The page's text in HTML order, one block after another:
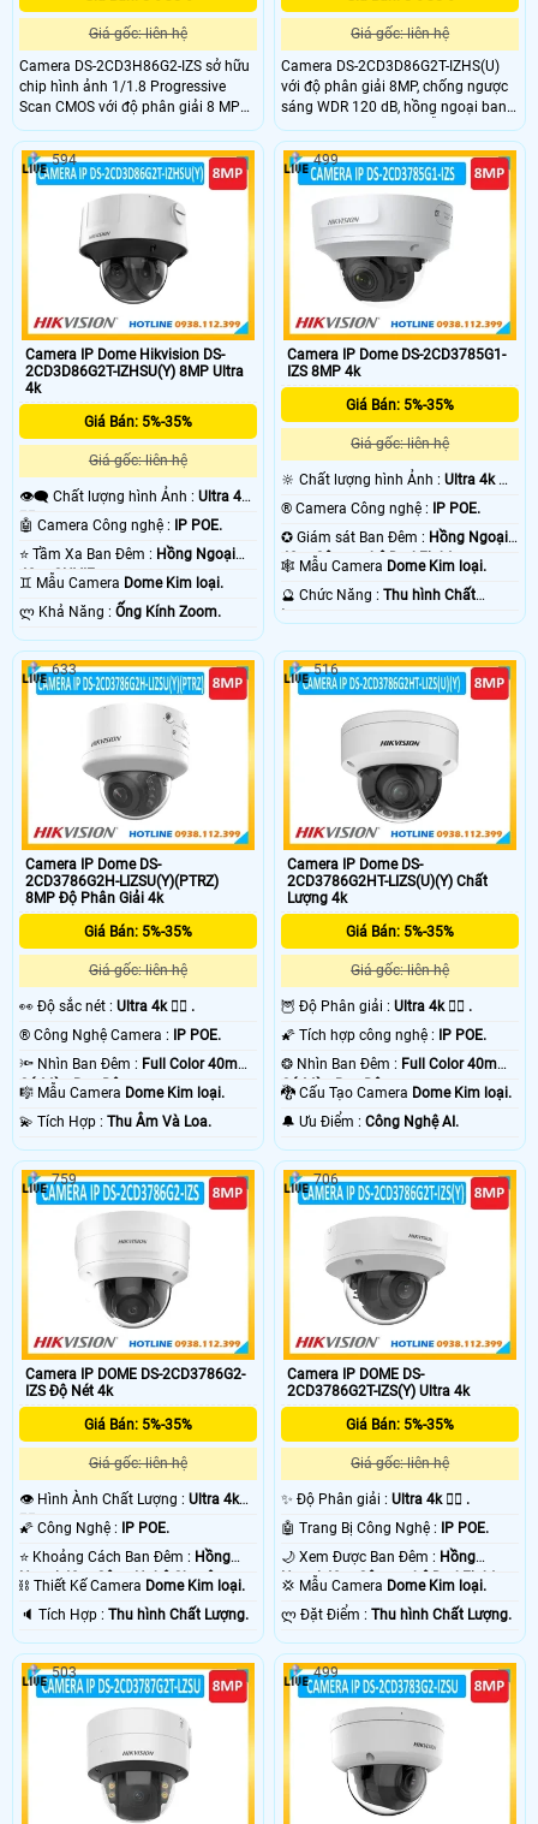
Giá gốc: liên hệ
Camera DS-2CD3H86G2-IZS sở hữu
chip hình ảnh 1/1.8 Progressive
Scan CMOS với độ phân giải 8 MP
cùng công nghệ DarkFighter tiên
tiến giúp camera ghi được hình ảnh
sắc nét trong nhiều điều kiện ánh
sáng khác nhau. Thuật toán AI tích
hợp cũng cho phép phân biệt chính
xác người và phương tiện, lọc báo
động giả.
Giá gốc: liên hệ
Camera DS-2CD3D86G2T-IZHS(U)
với độ phân giải 8MP, chống ngược
sáng WDR 120 dB, hồng ngoại ban
đêm với tầm xa 40m, hỗ trợ lưu trữ
trên thẻ nhớ với dung lượng tối đa
256GB. Ngoài ra chuẩn chống nước
IP67 và chống va đạp IK10 giúp
camera hoạt động ổn định trong
nhiều điều kiện và vị trí lắp đặt khác
nhau.
Camera IP Dome Hikvision DS-
2CD3D86G2T-IZHSU(Y) 8MP Ultra
4k
Giá Bán: 5%-35%
Giá gốc: liên hệ
👁️‍🗨 Chất lượng hình Ảnh : Ultra 4k
👍🏾 .
🤖️ Camera Công nghệ : IP POE.
⭐ Tầm Xa Ban Đêm : Hồng Ngoại
40m ONVIF.
♊ Mẫu Camera Dome Kim loại.
️ლ Khả Năng : Ống Kính Zoom.
594
Camera IP Dome DS-2CD3785G1-
IZS 8MP 4k
Giá Bán: 5%-35%
Giá gốc: liên hệ
🔆 Chất lượng hình Ảnh :Ultra 4k 👍🏾
.
®️ Camera Công nghệ : IP POE.
✪ Giám sát Ban Đêm : Hồng Ngoại
40m Công nghệ DarkFighter.
🕸️ Mẫu Camera Dome Kim loại.
️🔮 Chức Năng :Thu hình Chất
Lượng.
499
Camera IP Dome DS-
2CD3786G2H-LIZSU(Y)(PTRZ)
8MP Độ Phân Giải 4k
Giá Bán: 5%-35%
Giá gốc: liên hệ
️👀 Độ sắc nét : Ultra 4k 👍🏾 .
®️ Công Nghệ Camera :
IP POE.
🔦 Nhìn Ban Đêm : Full Color 40m
Có Màu Ban Ðêm.
🎼️ Mẫu Camera Dome Kim loại.
️💫 Tích Hợp : Thu Âm Và Loa.
633
Camera IP Dome DS-
2CD3786G2HT-LIZS(U)(Y) Chất
Lượng 4k
Giá Bán: 5%-35%
Giá gốc: liên hệ
🦉 Độ Phân giải :Ultra 4k 👍🏾 .
🌠 Tích hợp công nghệ :
IP POE.
❂ Nhìn Ban Đêm : Full Color 40m
Có Màu Ban Ðêm.
🐉️ Cấu Tạo Camera Dome Kim loại.
️🔔 Ưu Điểm :Công Nghệ AI.
516
Camera IP DOME DS-2CD3786G2-
IZS Độ Nét 4k
Giá Bán: 5%-35%
Giá gốc: liên hệ
👁 Hình Ành Chất Lượng : Ultra 4k
👍🏾 .
🌠 Công Nghệ :
IP POE.
⭐ Khoảng Cách Ban Đêm : Hồng
Ngoại 40m Công Nghệ Chuyên
⛓ Thiết Kế Camera Dome Kim loại.
️🔈 Tích Hợp : Thu hình Chất Lượng.
759
Camera IP DOME DS-
2CD3786G2T-IZS(Y) Ultra 4k
Giá Bán: 5%-35%
Giá gốc: liên hệ
✨ Độ Phân giải :Ultra 4k 👍🏾 .
🤖️ Trang Bị Công Nghệ :
IP POE.
🌙 Xem Được Ban Đêm : Hồng
Ngoại 40m Công nghệ DarkFighter.
💢 Mẫu Camera Dome Kim loại.
️ლ Đặt Điểm :Thu hình Chất Lượng.
706
503 499